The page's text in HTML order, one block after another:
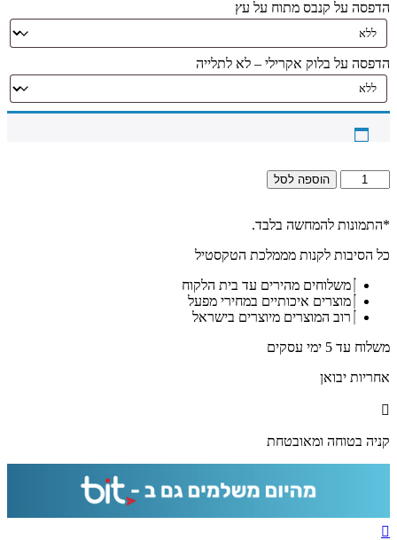
הדפסה על קנבס מתוח על עץ
הדפסה על בלוק אקרילי – לא לתלייה
כמות
של
-
עלינו
בגווני
קנבס
זכוכית
הוספה לסל
*התמונות להמחשה בלבד.
כל הסיבות לקנות מממלכת הטקסטיל
משלוחים מהירים עד בית הלקוח
מוצרים איכותיים במחירי מפעל
רוב המוצרים מיוצרים בישראל
משלוח עד 5 ימי עסקים
אחריות יבואן
קניה בטוחה ומאובטחת